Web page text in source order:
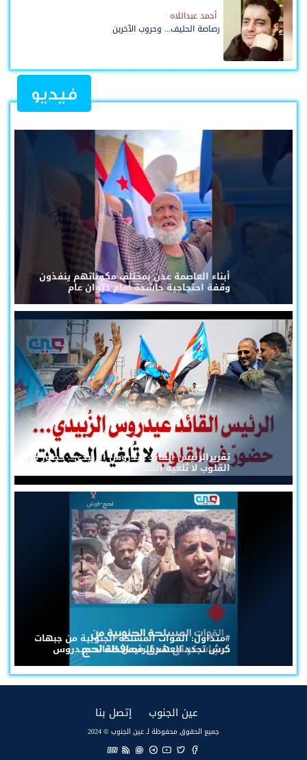
أحمد عبداللاه
رصاصة الحليف... وحروب الآخرين
فيديو
أبناء العاصمة عدن بمختلف مكوناتهم ينفذون
وقفة احتجاجية حاشدة أمام ديوان عام
تقريرالرئيس القائد عيدروس الزُبيدي... حضورٌ في
القلوب لا تُلغيه الحملات
#متداول: القوات المسلحة الجنوبية من جبهات
كرش تجدد العهد للرئيس القائد عيدروس
عين الجنوب إتصل بنا
جميع الحقوق محفوظة لـ عين الجنوب © 2024
EN